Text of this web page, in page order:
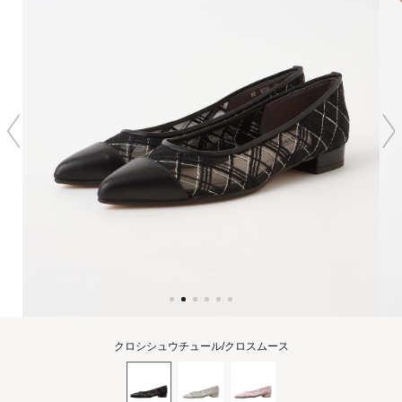
クロシシュウチュール/クロスムース